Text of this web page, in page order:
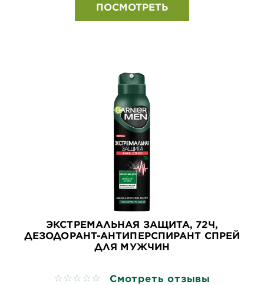
ПОСМОТРЕТЬ
ЭКСТРЕМАЛЬНАЯ ЗАЩИТА, 72Ч,
ДЕЗОДОРАНТ-АНТИПЕРСПИРАНТ СПРЕЙ
ДЛЯ МУЖЧИН
No reviews Смотреть отзывы